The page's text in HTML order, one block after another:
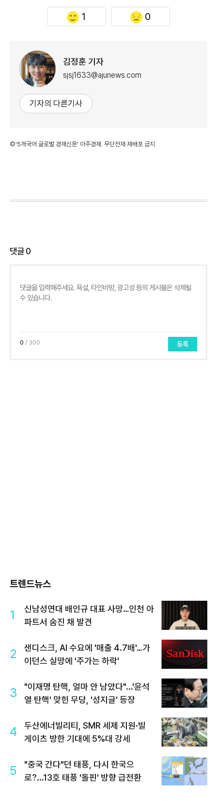
1 0
김정훈 기자
sjsj1633@ajunews.com
기자의 다른기사
©'5개국어 글로벌 경제신문' 아주경제. 무단전재·재배포 금지
댓글0
0 / 300 등록
트렌드뉴스
1
신남성연대 배인규 대표 사망…인천 아
파트서 숨진 채 발견
2
샌디스크, AI 수요에 '매출 4.7배'…가
이던스 실망에 '주가는 하락'
3
"이재명 탄핵, 얼마 안 남았다"...'윤석
열 탄핵' 맞힌 무당, '성지글' 등장
4
두산에너빌리티, SMR 세제 지원·빌
게이츠 방한 기대에 5%대 강세
5
"중국 간다"던 태풍, 다시 한국으
로?...13호 태풍 '돌핀' 방향 급전환